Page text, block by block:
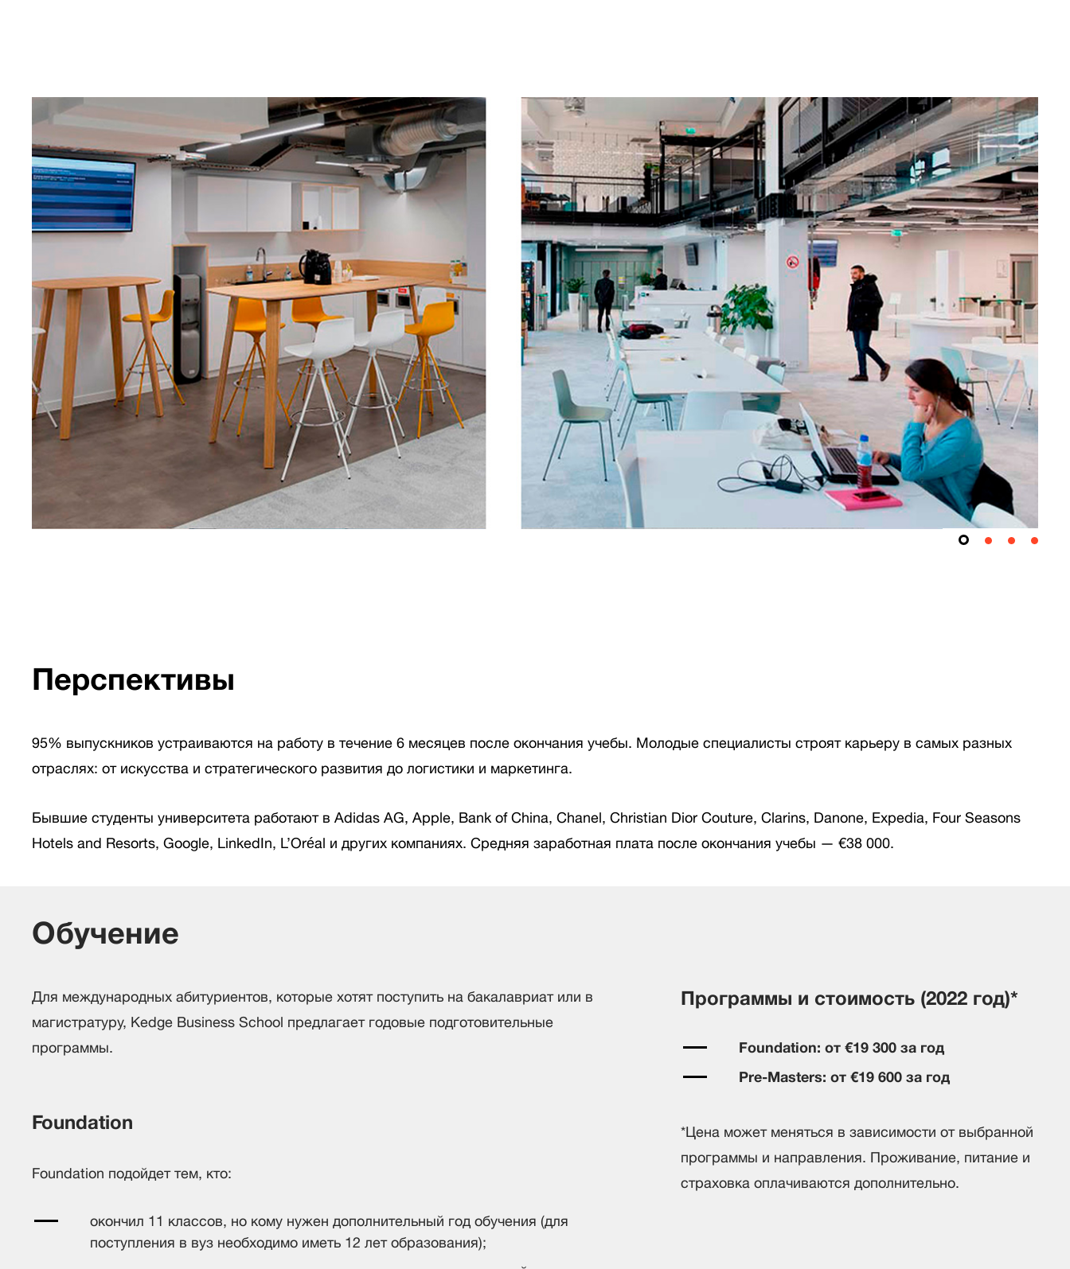
Перспективы
95% выпускников устраиваются на работу в течение 6 месяцев после окончания учебы. Молодые специалисты строят карьеру в самых разных
отраслях: от искусства и стратегического развития до логистики и маркетинга.
Бывшие студенты университета работают в Adidas AG, Apple, Bank of China, Chanel, Christian Dior Couture, Clarins, Danone, Expedia, Four Seasons
Hotels and Resorts, Google, LinkedIn, L’Oréal и других компаниях. Средняя заработная плата после окончания учебы — €38 000.
Обучение
Для международных абитуриентов, которые хотят поступить на бакалавриат или в
магистратуру, Kedge Business School предлагает годовые подготовительные
программы.
Foundation
Foundation подойдет тем, кто:
окончил 11 классов, но кому нужен дополнительный год обучения (для
поступления в вуз необходимо иметь 12 лет образования);
Программы и стоимость (2022 год)*
Foundation: от €19 300 за год
Pre-Masters: от €19 600 за год
*Цена может меняться в зависимости от выбранной
программы и направления. Проживание, питание и
страховка оплачиваются дополнительно.